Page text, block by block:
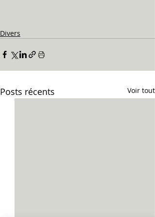
Divers
Posts récents Voir tout